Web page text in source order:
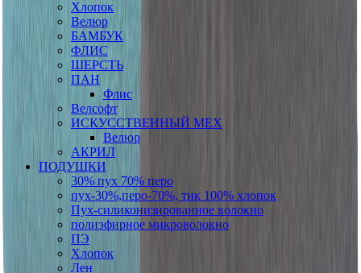
Хлопок
Велюр
БАМБУК
ФЛИС
ШЕРСТЬ
ПАН
Флис
Велсофт
ИСКУССТВЕННЫЙ МЕХ
Велюр
АКРИЛ
ПОДУШКИ
30% пух 70% перо
пух-30%,перо-70%, тик 100% хлопок
Пух-силиконизированное волокно
полиэфирное микроволокно
ПЭ
Хлопок
Лен